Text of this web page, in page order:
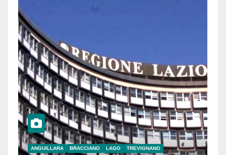
ANGUILLARA BRACCIANO LAGO TREVIGNANO